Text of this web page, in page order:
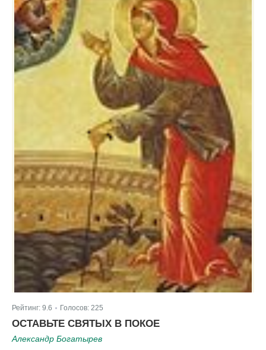
Рейтинг: 9.6 Голосов: 225
ОСТАВЬТЕ СВЯТЫХ В ПОКОЕ
Александр Богатырев